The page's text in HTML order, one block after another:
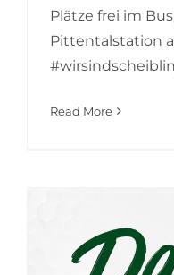
Plätze frei im
Pittentalstation
Read More